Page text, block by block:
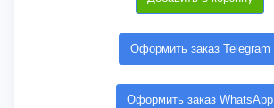
Оформить заказ Telegram
Оформить заказ WhatsApp